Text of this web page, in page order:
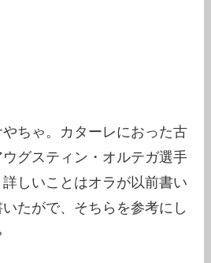
ちゃ。カターレにおった古
グスティン・オルテガ選手
しいことはオラが以前書い
たがで、そちらを参考にし